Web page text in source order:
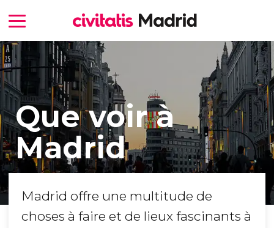
Que voir à
Madrid
Madrid offre une multitude de
choses à faire et de lieux fascinants à